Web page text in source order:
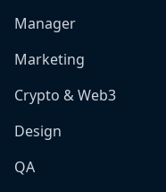
Manager
Marketing
Crypto & Web3
Design
QA